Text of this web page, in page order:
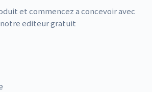
et commencez a concevoir avec
notre editeur gratuit